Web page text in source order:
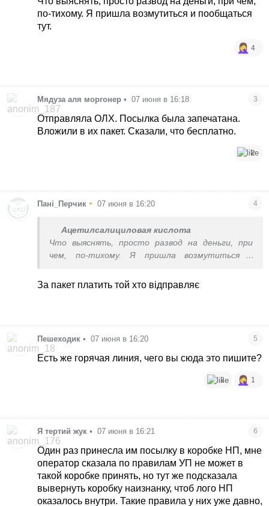
по-тихому. Я пришла возмутиться и пообщаться
тут.
4
Мядуза аля моргонер • 07 июня в 16:18 3
Отправляла ОЛХ. Посылка была запечатана.
Вложили в их пакет. Сказали, что бесплатно.
2
Пані_Перчик • 07 июня в 16:20 4
Ацетилсалициловая кислота
Что выяснять, просто развод на деньги, при
чем, по-тихому. Я пришла возмутиться и
За пакет платить той хто відправляє
Пешеходик • 07 июня в 16:20 5
Есть же горячая линия, чего вы сюда это пишите?
3 1
Я тертий жук • 07 июня в 16:21 6
Один раз принесла им посылку в коробке НП, мне
оператор сказала по правилам УП не может в
такой коробке принять, но тут же подсказала
вывернуть коробку наизнанку, чтоб лого НП
оказалось внутри. Такие правила у них уже давно,